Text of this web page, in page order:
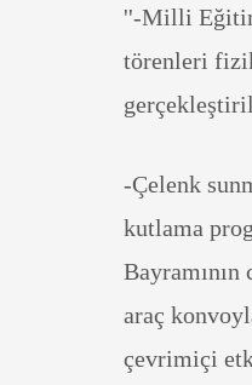
''-Milli
törenleri
-Çelenk
kutlama
araç
çevrimiçi